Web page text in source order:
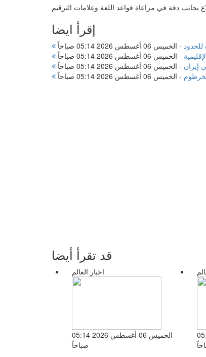
بجانب دقة في مراعاة قواعد اللغة وعلامات الترقيم
إقرأ ايضا
للحدود - الخميس 06 أغسطس 2026 05:14 صباحاً
- الخميس 06 أغسطس 2026 05:14 صباحاً
إيران - الخميس 06 أغسطس 2026 05:14 صباحاً
- الخميس 06 أغسطس 2026 05:14 صباحاً
قد تقرأ أيضا
اخبار العالم
الخميس 06 أغسطس 2026 05:14
صباحاً
2026 05:14